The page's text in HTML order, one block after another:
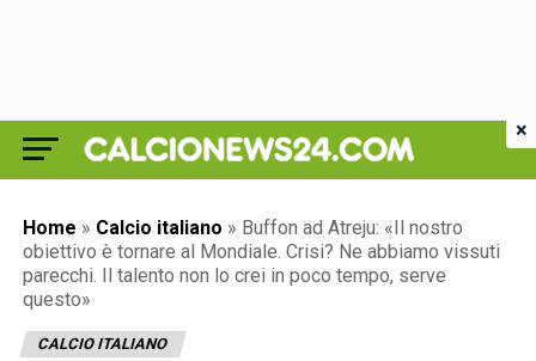
Home » Calcio italiano » Buffon ad Atreju: «Il nostro
obiettivo è tornare al Mondiale. Crisi? Ne abbiamo vissuti
parecchi. Il talento non lo crei in poco tempo, serve
questo»
CALCIO ITALIANO
×